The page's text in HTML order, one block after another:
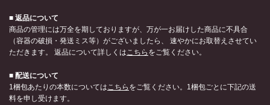
■ 返品について
商品の管理には万全を期しておりますが、万が一お届けした商品に不具合
（容器の破損・発送ミス等）がございましたら、 速やかにお取替えさせてい
ただきます。 返品について詳しくは こちら をご覧ください。
■ 配送について
1梱包あたりの本数については こちら をご覧ください。1梱包ごとに下記の送
料を申し受けます。